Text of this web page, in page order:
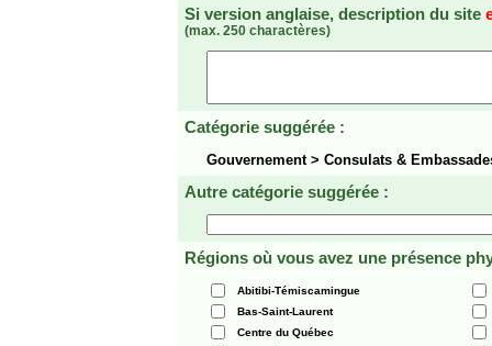
Si version anglaise, description du site
(max. 250 charactères)
Catégorie suggérée :
Gouvernement > Consulats &
Autre catégorie suggérée :
Régions où vous avez une présence
Abitibi-Témiscamingue
Bas-Saint-Laurent
Centre du Québec